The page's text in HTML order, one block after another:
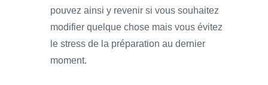
pouvez ainsi y revenir si vous souhaitez
modifier quelque chose mais vous évitez
le stress de la préparation au dernier
moment.